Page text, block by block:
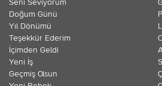
Seni Seviyorum
Doğum Günü
Yıl Dönümü
Teşekkür Ederim
İçimden Geldi
Yeni İş
Geçmiş Olsun